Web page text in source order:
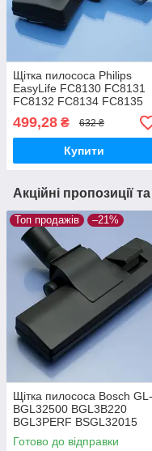
Щітка пилососа Philips
EasyLife FC8130 FC8131
FC8132 FC8134 FC8135
FC8144 FC8147 велика
499,28 ₴ 632 ₴
Купити
Акційні пропозиції
Топ продажів –21%
Щітка пилососа Bosch
BGL32500 BGL3B220
BGL3PERF BSGL32015
BSGL32030 BSGL3210RU
BSGL32383 BSGL32500
Готово до відправки